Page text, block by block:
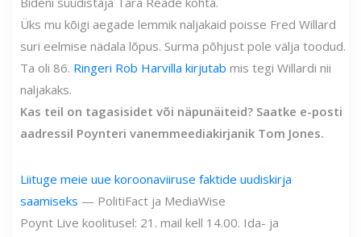
Üks mu kõigi aegade lemmik naljakaid poisse Fred Willard
suri eelmise nädala lõpus. Surma põhjust pole välja toodud.
Ta oli 86. Ringeri Rob Harvilla kirjutab mis tegi Willardi nii
naljakaks.
Kas teil on tagasisidet või näpunäiteid? Saatke e-posti
aadressil Poynteri vanemmeediakirjanik Tom Jones.
Liituge meie uue koroonaviiruse faktide uudiskirja
saamiseks — PolitiFact ja MediaWise
Poynt Live koolitusel: 21. mail kell 14.00. Ida- ja